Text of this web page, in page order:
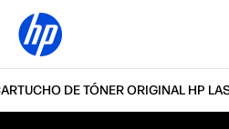
DE TÓNER ORIGINAL HP
Información general